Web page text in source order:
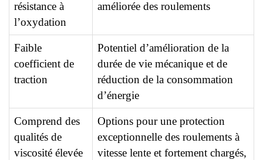
résistance à
l’oxydation
améliorée des roulements
Faible
coefficient de
traction
Potentiel d’amélioration de la
durée de vie mécanique et de
réduction de la consommation
d’énergie
Comprend des
qualités de
viscosité élevée
Options pour une protection
exceptionnelle des roulements à
vitesse lente et fortement chargés,